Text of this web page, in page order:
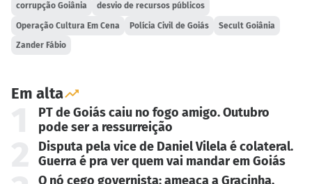
corrupção Goiânia desvio de recursos públicos
Operação Cultura Em Cena Polícia Civil de Goiás Secult Goiânia
Zander Fábio
Em alta
PT de Goiás caiu no fogo amigo. Outubro
pode ser a ressurreição
Disputa pela vice de Daniel Vilela é colateral.
Guerra é pra ver quem vai mandar em Goiás
O nó cego governista: ameaça a Gracinha,